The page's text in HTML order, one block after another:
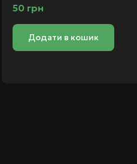
50 грн
Додати в кошик